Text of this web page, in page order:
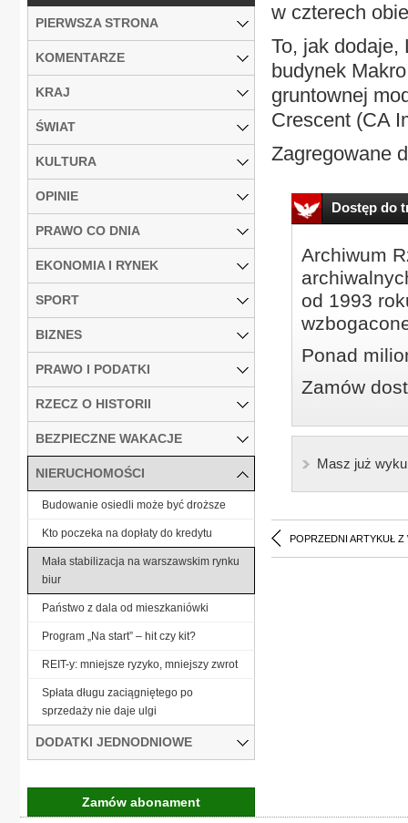
w czterech
To, jak dodaje,
budynek
gruntownej
Crescent (CA
Zagregowane
Dostęp do
Archiwum
od 1993
Ponad
Zamów
Masz już
POPRZEDNI ARTYKUŁ Z
PIERWSZA STRONA
KOMENTARZE
KRAJ
ŚWIAT
KULTURA
OPINIE
PRAWO CO DNIA
EKONOMIA I RYNEK
SPORT
BIZNES
PRAWO I PODATKI
RZECZ O HISTORII
BEZPIECZNE WAKACJE
NIERUCHOMOŚCI
Budowanie osiedli może być droższe
Kto poczeka na dopłaty do kredytu
Mała stabilizacja na warszawskim rynku
biur
Państwo z dala od mieszkaniówki
Program „Na start” – hit czy kit?
REIT-y: mniejsze ryzyko, mniejszy zwrot
Spłata długu zaciągniętego po
sprzedaży nie daje ulgi
DODATKI JEDNODNIOWE
Zamów abonament